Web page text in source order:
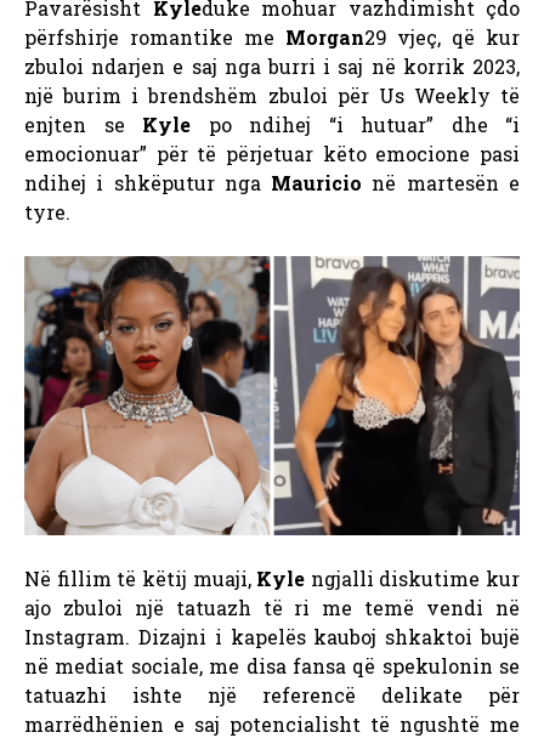
Pavarësisht Kyleduke mohuar vazhdimisht çdo
përfshirje romantike me Morgan29 vjeç, që kur
zbuloi ndarjen e saj nga burri i saj në korrik 2023,
një burim i brendshëm zbuloi për Us Weekly të
enjten se Kyle po ndihej “i hutuar” dhe “i
emocionuar” për të përjetuar këto emocione pasi
ndihej i shkëputur nga Mauricio në martesën e
tyre.
Në fillim të këtij muaji, Kyle ngjalli diskutime kur
ajo zbuloi një tatuazh të ri me temë vendi në
Instagram. Dizajni i kapelës kauboj shkaktoi bujë
në mediat sociale, me disa fansa që spekulonin se
tatuazhi ishte një referencë delikate për
marrëdhënien e saj potencialisht të ngushtë me